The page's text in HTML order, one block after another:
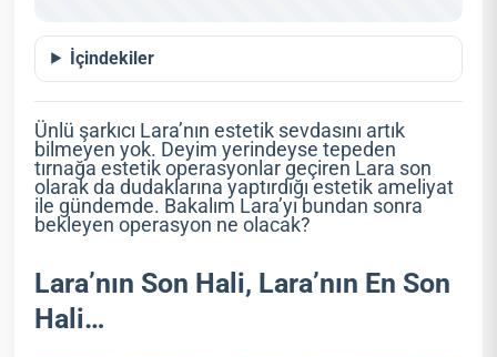
İçindekiler
Ünlü şarkıcı Lara’nın estetik sevdasını artık
bilmeyen yok. Deyim yerindeyse tepeden
tırnağa estetik operasyonlar geçiren Lara son
olarak da dudaklarına yaptırdığı estetik ameliyat
ile gündemde. Bakalım Lara’yı bundan sonra
bekleyen operasyon ne olacak?
Lara’nın Son Hali, Lara’nın En Son
Hali…